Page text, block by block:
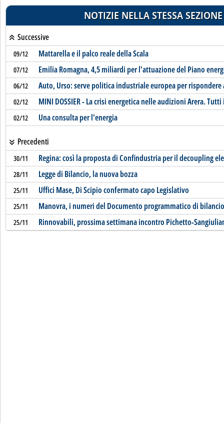
NOTIZIE NELLA STESSA SEZIONE
Successive
09/12 Mattarella e il palco reale della Scala
07/12 Emilia Romagna, 4,5 miliardi per l'attuazione del Piano
06/12 Auto, Urso: serve politica industriale europea per rispondere
02/12 MINI DOSSIER - La crisi energetica nelle audizioni Arera.
02/12 Una consulta per l'energia
Precedenti
30/11 Regina: così la proposta di Confindustria per il decoupling
28/11 Legge di Bilancio, la nuova bozza
25/11 Uffici Mase, Di Scipio confermato capo Legislativo
25/11 Manovra, i numeri del Documento programmatico di bilancio
25/11 Rinnovabili, prossima settimana incontro Pichetto-